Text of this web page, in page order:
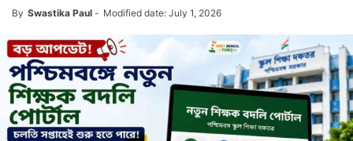
By Swastika Paul - Modified date: July 1, 2026